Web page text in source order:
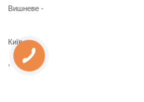
Вишневе -
Київ -
+38 098 989 03 30
,
+38 097 125 72 42